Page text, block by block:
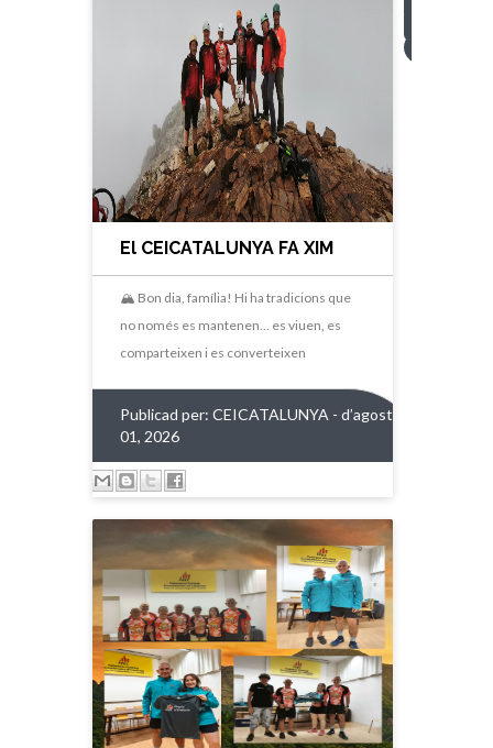
El CEICATALUNYA FA XIM
ALS GORGS BLANCS
🏔️ Bon dia, família! Hi ha tradicions que
no només es mantenen... es viuen, es
comparteixen i es converteixen
Publicad per: CEICATALUNYA - d’agost
01, 2026